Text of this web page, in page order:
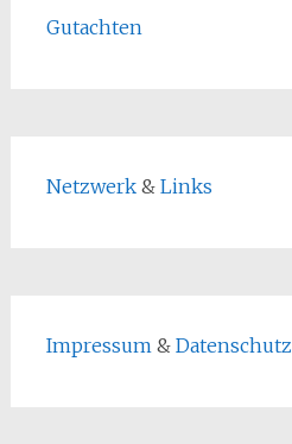
Gutachten
Netzwerk& Links
Impressum & Datenschutz